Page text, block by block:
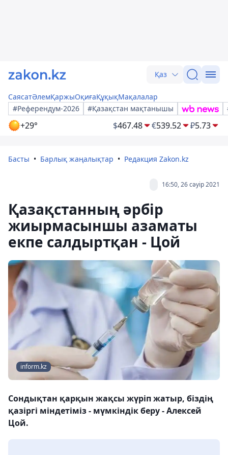
Қаз
СаясатӘлемҚаржыОқиғаҚұқықМақалалар
#Референдум-2026
#Қазақстан мақтанышы
+29° $467.48 €539.52 ₽5.73
Басты Барлық жаңалықтар Редакция Zakon.kz
16:50, 26 сәуір 2021
Қазақстанның әрбір
жиырмасыншы азаматы
екпе салдыртқан - Цой
inform.kz
Сондықтан қарқын жақсы жүріп жатыр, біздің
қазіргі міндетіміз - мүмкіндік беру - Алексей
Цой.